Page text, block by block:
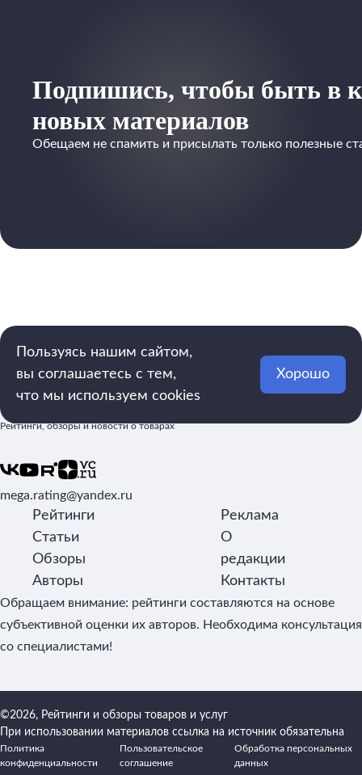
Подпишись, чтобы быть в
новых материалов
Обещаем не спамить и присылать только полезные
Рейтинги, обзоры и новости о товарах
mega.rating@yandex.ru
Рейтинги
Статьи
Обзоры
Авторы
Реклама
О
редакции
Контакты
Обращаем внимание: рейтинги составляются на основе
субъективной оценки их авторов. Необходима консультация
со специалистами!
©2026, Рейтинги и обзоры товаров и услуг
При использовании материалов ссылка на источник обязательна
Политика
конфиденциальности
Пользовательское
соглашение
Обработка персональных
данных
Пользуясь нашим сайтом,
вы соглашаетесь с тем,
что мы используем cookies
Хорошо